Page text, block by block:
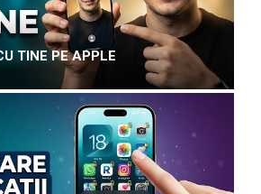
TINE PE APPLE